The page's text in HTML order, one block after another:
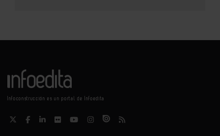
Infoconstrucción es un portal de Infoedita